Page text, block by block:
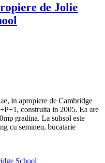
de Jolie
in apropiere de Cambridge
construita in 2005. Ea are
gradina. La subsol este
cu semineu, bucatarie